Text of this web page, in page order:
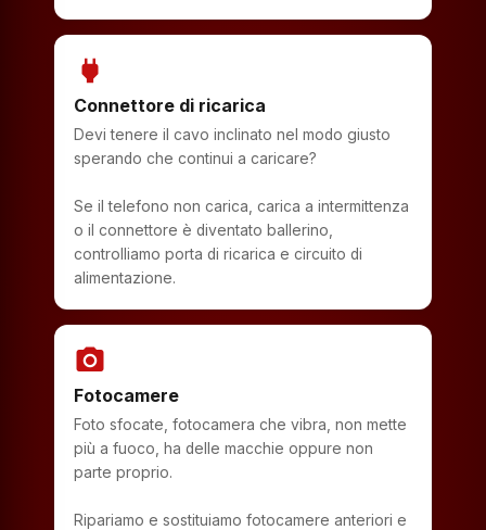
power
Connettore di ricarica
Devi tenere il cavo inclinato nel modo giusto
sperando che continui a caricare?
Se il telefono non carica, carica a intermittenza
o il connettore è diventato ballerino,
controlliamo porta di ricarica e circuito di
alimentazione.
photo_camera
Fotocamere
Foto sfocate, fotocamera che vibra, non mette
più a fuoco, ha delle macchie oppure non
parte proprio.
Ripariamo e sostituiamo fotocamere anteriori e